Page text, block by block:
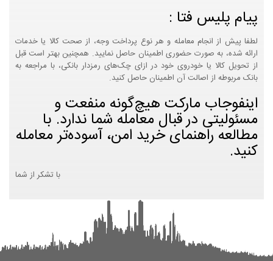
پیام پلیس فتا :
لطفا پیش از انجام معامله و هر نوع پرداخت وجه، از صحت کالا یا خدمات
ارائه شده، به صورت حضوری اطمینان حاصل نمایید. همچنین بهتر است قبل
از تحویل کالا یا خودروی خود در ازای چک‌های رمزدار بانکی، با مراجعه به
بانک مربوطه از اصالت آن اطمینان حاصل کنید.
اینفوجاب مارکت هیچ‌گونه منفعت و
مسئولیتی در قبال معامله شما ندارد. با
مطالعه راهنمای خرید امن، آسوده‌تر معامله
کنید.
با تشکر از شما